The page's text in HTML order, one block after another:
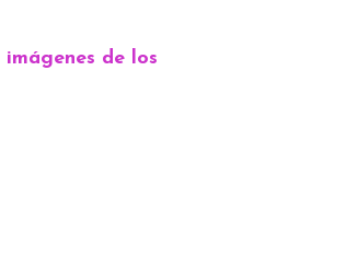
imágenes de los